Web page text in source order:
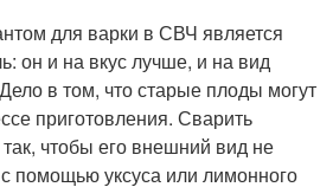
для варки в СВЧ является
он и на вкус лучше, и на вид
в том, что старые плоды могут
приготовления. Сварить
чтобы его внешний вид не
помощью уксуса или лимонного